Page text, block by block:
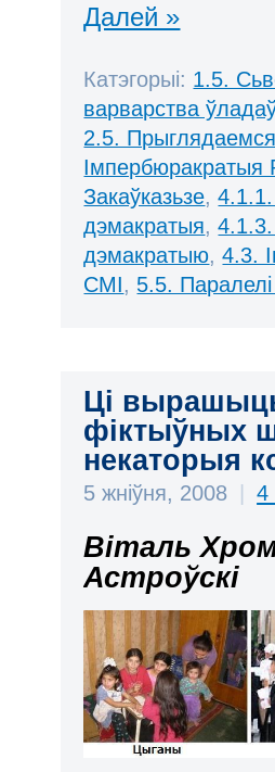
Далей »
Катэгорыі: 1.5.
варварства ўладаў
2.5.
Імпербюракратыя
Закаўказьзе,
дэмакратыя,
дэмакратыю,4.3.
СМІ, 5.5.
Ці
фіктыўных
некаторыя
5 жніўня, 2008 4
Віталь
Астроўскі